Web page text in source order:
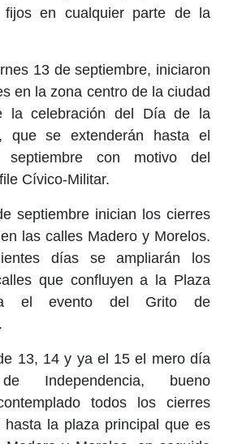
en cualquier parte de la
13 de septiembre, iniciaron
en la zona centro de la ciudad
la celebración del Día de la
que se extenderán hasta el
con motivo del
Cívico-Militar.
septiembre inician los cierres
las calles Madero y Morelos.
días se ampliarán los
que confluyen a la Plaza
el evento del Grito de
13, 14 y ya el 15 el mero día
Independencia, bueno
todos los cierres
hasta la plaza principal que es